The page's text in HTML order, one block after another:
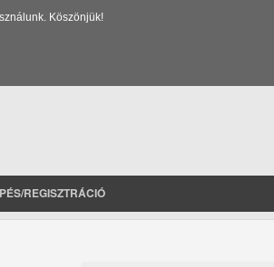
Köszönjük!
REGISZTRÁCIÓ